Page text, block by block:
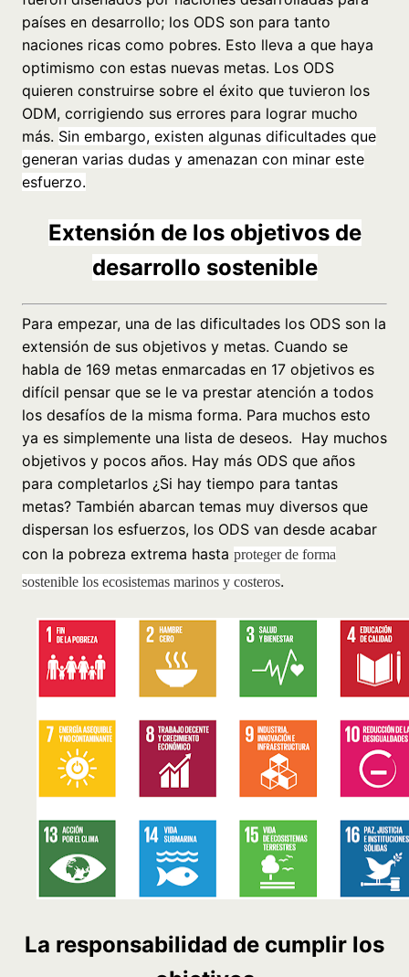
países en desarrollo; los ODS son para tanto
naciones ricas como pobres. Esto lleva a que haya
optimismo con estas nuevas metas. Los ODS
quieren construirse sobre el éxito que tuvieron los
ODM, corrigiendo sus errores para lograr mucho
más. Sin embargo, existen algunas dificultades que
generan varias dudas y amenazan con minar este
esfuerzo.
Extensión de los objetivosde
desarrollo sostenible
Para empezar, una de las dificultades los ODS son la
extensión de sus objetivos y metas. Cuando se
habla de 169 metas enmarcadas en 17 objetivos es
difícil pensar que se le va prestar atención a todos
los desafíos de la misma forma. Para muchos esto
ya es simplemente una lista de deseos. Hay muchos
objetivos y pocos años. Hay más ODS que años
para completarlos ¿Si hay tiempo para tantas
metas? También abarcan temas muy diversos que
dispersan los esfuerzos, los ODS van desde acabar
con la pobreza extrema hasta proteger de forma
sostenible los ecosistemas marinos y costeros.
La responsabilidad de cumplir los